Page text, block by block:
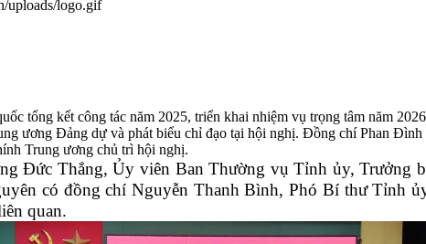
uploads/logo.gif
tổng kết công tác năm 2025, triển khai nhiệm vụ trọng tâm năm
ương Đảng dự và phát biểu chỉ đạo tại hội nghị. Đồng chí Phan
Trung ương chủ trì hội nghị.
Đức Thắng, Ủy viên Ban Thường vụ Tỉnh ủy, Trưởng
có đồng chí Nguyễn Thanh Bình, Phó Bí thư Tỉnh
quan.